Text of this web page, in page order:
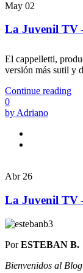
May 02
La Juvenil TV
El cappelletti,
versión más sutil y
Continue reading
0
by Adriano
Abr 26
La Juvenil TV
PorESTEBAN B.
Bienvenidos al